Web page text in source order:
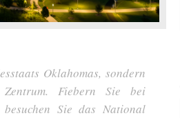
Oklahomas, sondern
Fiebern Sie bei
Sie das National